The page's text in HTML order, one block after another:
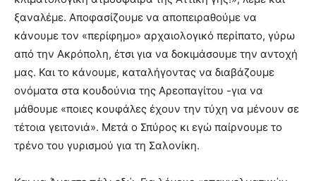
ξαναλέμε. Αποφασίζουμε να αποπειραθούμε να
κάνουμε τον «περίφημο» αρχαιολογικό περίπατο, γύρω
από την Ακρόπολη, έτσι για να δοκιμάσουμε την αντοχή
μας. Και το κάνουμε, καταλήγοντας να διαβάζουμε
ονόματα στα κουδούνια της Αρεοπαγίτου -για να
μάθουμε «ποιες κουφάλες έχουν την τύχη να μένουν σε
τέτοια γειτονιά». Μετά ο Σπύρος κι εγώ παίρνουμε το
τρένο του γυρισμού για τη Σαλονίκη.